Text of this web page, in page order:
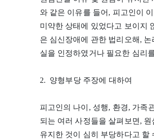
와 같은 이유를 들어, 피고인이
미약한 상태에 있었다고 보이지
은 심신장애에 관한 법리오해,
실을 인정하였거나 필요한 심리
2. 양형부당 주장에 대하여
피고인의 나이, 성행, 환경, 가족
되는 여러 사정들을 살펴보면,
유지한 것이 심히 부당하다고 할